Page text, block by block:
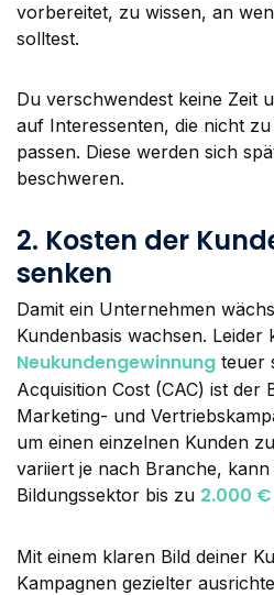
vorbereitet, zu wissen, an
solltest.
Du verschwendest keine Zeit
auf Interessenten, die nicht
passen. Diese werden sich
beschweren.
2. Kosten der
senken
Damit ein Unternehmen
Kundenbasis wachsen. Leider
Neukundengewinnung teuer
Acquisition Cost (CAC) ist der
Marketing- und
um einen einzelnen Kunden
variiert je nach Branche,
Bildungssektor bis zu 2.000
Mit einem klaren Bild deiner
Kampagnen gezielter